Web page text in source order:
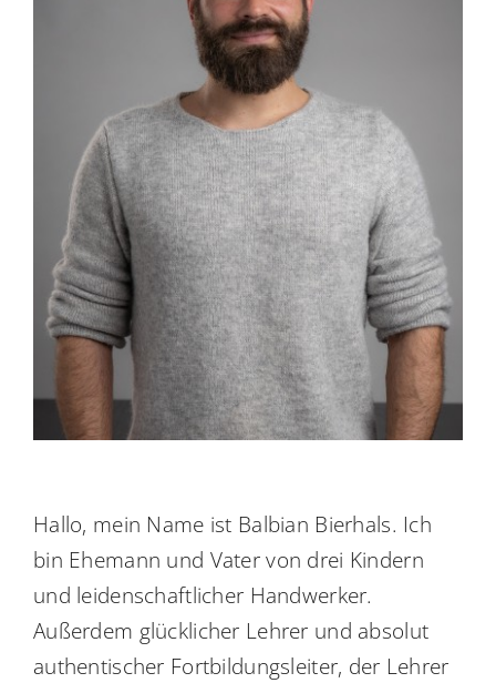
Hallo, mein Name ist Balbian Bierhals. Ich
bin Ehemann und Vater von drei Kindern
und leidenschaftlicher Handwerker.
Außerdem glücklicher Lehrer und absolut
authentischer Fortbildungsleiter, der Lehrer